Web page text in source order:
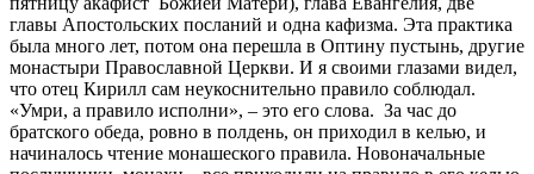
главы Апостольских посланий и одна кафизма. Эта практика
была много лет, потом она перешла в Оптину пустынь, другие
монастыри Православной Церкви. И я своими глазами видел,
что отец Кирилл сам неукоснительно правило соблюдал.
«Умри, а правило исполни», – это его слова. За час до
братского обеда, ровно в полдень, он приходил в келью, и
начиналось чтение монашеского правила. Новоначальные